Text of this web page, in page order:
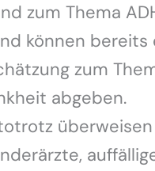
zum Thema
können bereits
zum
abgeben.